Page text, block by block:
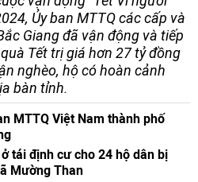
Ủy ban MTTQ các cấp và
Giang đã vận động và tiếp
Tết trị giá hơn 27 tỷ đồng
nghèo, hộ có hoàn cảnh
bàn tỉnh.
MTTQ Việt Nam thành phố
tái định cư cho 24 hộ dân bị
Mường Than